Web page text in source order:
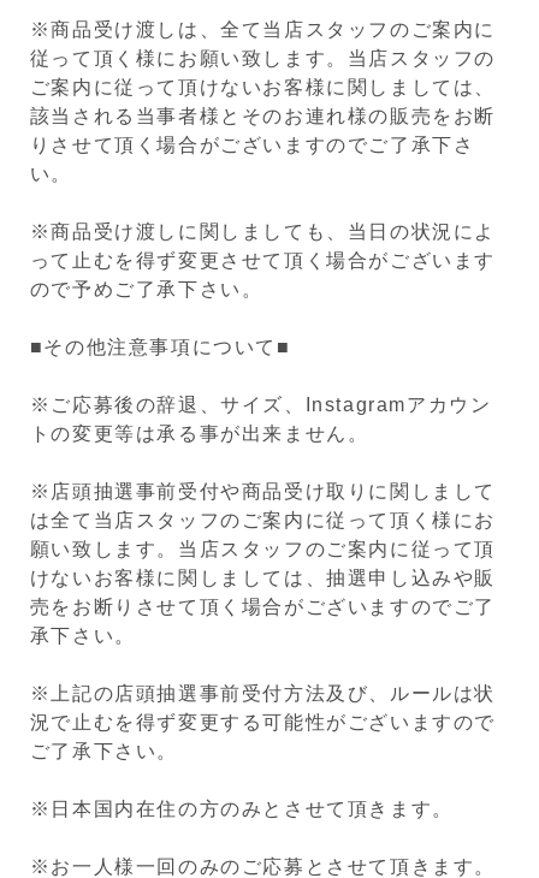
※商品受け渡しは、全て当店スタッフのご案内に
従って頂く様にお願い致します。当店スタッフの
ご案内に従って頂けないお客様に関しましては、
該当される当事者様とそのお連れ様の販売をお断
りさせて頂く場合がございますのでご了承下さ
い。
※商品受け渡しに関しましても、当日の状況によ
って止むを得ず変更させて頂く場合がございます
ので予めご了承下さい。
■その他注意事項について■
※ご応募後の辞退、サイズ、Instagramアカウン
トの変更等は承る事が出来ません。
※店頭抽選事前受付や商品受け取りに関しまして
は全て当店スタッフのご案内に従って頂く様にお
願い致します。当店スタッフのご案内に従って頂
けないお客様に関しましては、抽選申し込みや販
売をお断りさせて頂く場合がございますのでご了
承下さい。
※上記の店頭抽選事前受付方法及び、ルールは状
況で止むを得ず変更する可能性がございますので
ご了承下さい。
※日本国内在住の方のみとさせて頂きます。
※お一人様一回のみのご応募とさせて頂きます。